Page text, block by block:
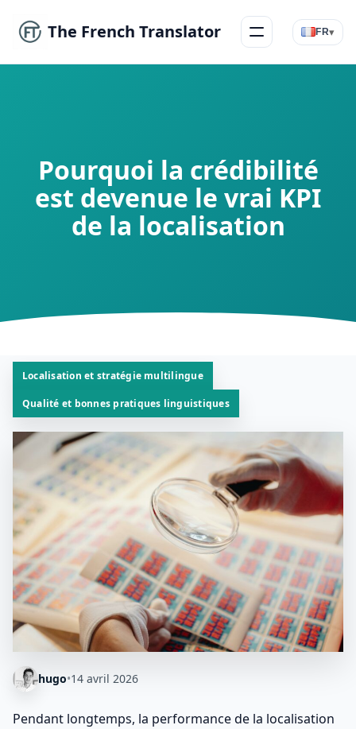
The French Translator Menu FR▾
Pourquoi la crédibilité
est devenue le vrai KPI
de la localisation
Localisation et stratégie multilingue
Qualité et bonnes pratiques linguistiques
hugo•14 avril 2026
Pendant longtemps, la performance de la localisation